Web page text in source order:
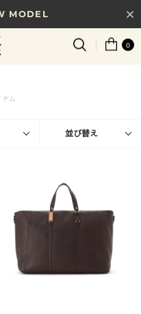
円以上で送料無料
新しいギフトガイド
LEATHER
0
テム
並び替え